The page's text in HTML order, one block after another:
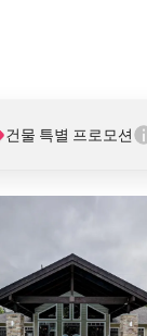
건물 특별 프로모션